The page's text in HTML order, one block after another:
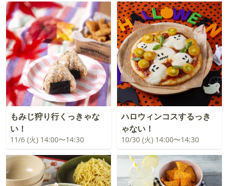
もみじ狩り行くっきゃな
い！
11/6 (火) 14:00〜14:30
ハロウィンコスするっき
ゃない！
10/30 (火) 14:00〜14:30